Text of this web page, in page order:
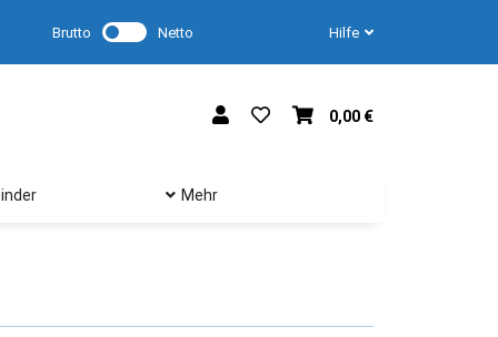
Brutto Netto Hilfe
0,00 €
Mehr